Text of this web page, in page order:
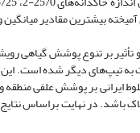
بیشترین مقادیر
بر تنوع پوشش گیاهی
دیگر شده است. این
‌ایرانی بر پوشش علفی منطقه
باشد. در نهایت براساس